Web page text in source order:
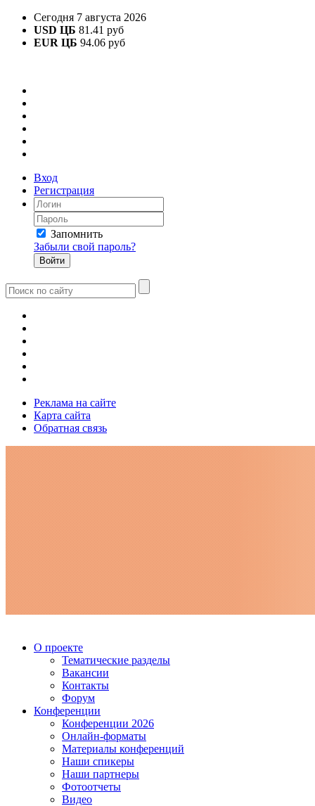
Сегодня 7 августа 2026
USD ЦБ 81.41 руб
EUR ЦБ 94.06 руб
Вход
Регистрация
Запомнить
Забыли свой пароль?
Реклама на сайте
Карта сайта
Обратная связь
О проекте
Тематические разделы
Вакансии
Контакты
Форум
Конференции
Конференции 2026
Онлайн-форматы
Материалы конференций
Наши спикеры
Наши партнеры
Фотоотчеты
Видео